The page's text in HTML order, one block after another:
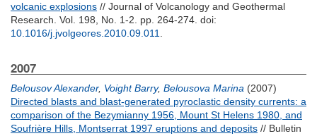
volcanic explosions // Journal of Volcanology and Geothermal
Research. Vol. 198, No. 1-2. pp. 264-274. doi:
10.1016/j.jvolgeores.2010.09.011
2007
Belousov Alexander, Voight Barry, Belousova Marina (2007)
Directed blasts and blast-generated pyroclastic density currents: a
comparison of the Bezymianny 1956, Mount St Helens 1980, and
Soufrière Hills, Montserrat 1997 eruptions and deposits // Bulletin